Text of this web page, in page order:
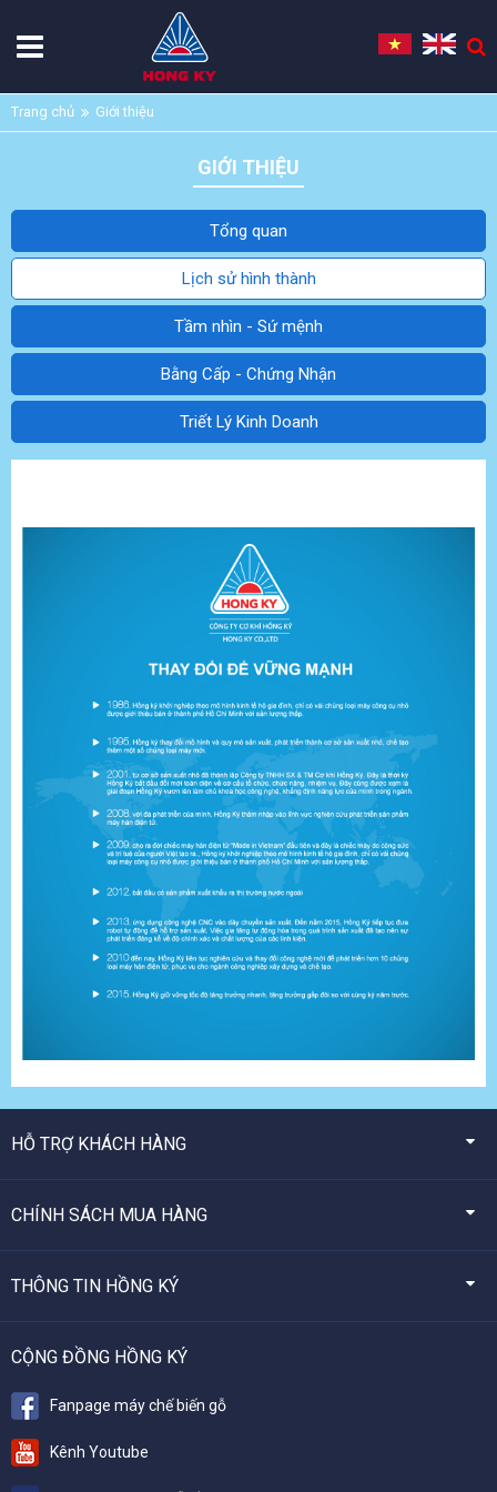
Trang chủ Giới thiệu
GIỚI THIỆU
Tổng quan
Lịch sử hình thành
Tầm nhìn - Sứ mệnh
Bằng Cấp - Chứng Nhận
Triết Lý Kinh Doanh
HỖ TRỢ KHÁCH HÀNG
CHÍNH SÁCH MUA HÀNG
THÔNG TIN HỒNG KÝ
CỘNG ĐỒNG HỒNG KÝ
Fanpage máy chế biến gỗ
Kênh Youtube